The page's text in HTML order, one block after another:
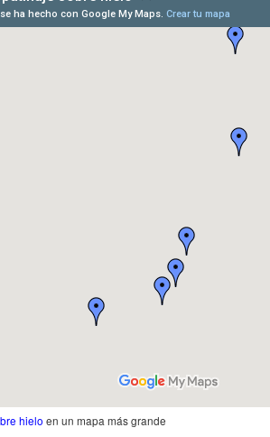
hielo en un mapa más grande